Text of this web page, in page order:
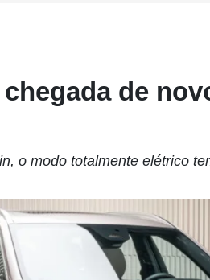
de
o modo totalmente elétrico